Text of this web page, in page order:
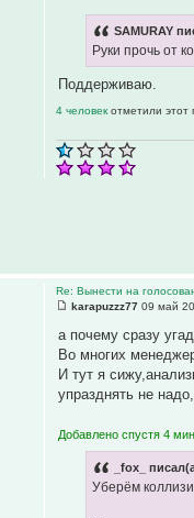
SAMURAY
Руки прочь от
Поддерживаю.
4 человекотметили этот
Re: Вынести на
karapuzzz77 09 май
а почему сразу
Во многих
И тут я
упразднять не
Добавлено спустя 4
_fox_
Уберём